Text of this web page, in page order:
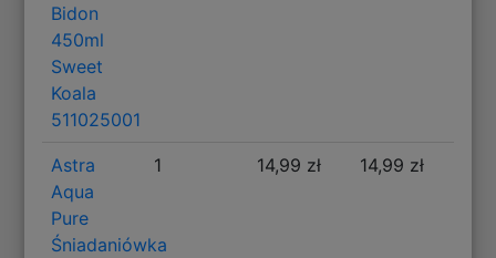
Bidon
450ml
Sweet
Koala
511025001
Astra
Aqua
Pure
Śniadaniówka
1 14,99 zł 14,99 zł